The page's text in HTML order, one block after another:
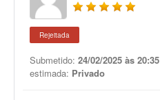
Rejeitada
Submetido: 24/02/2025 às 20:35
estimada: Privado